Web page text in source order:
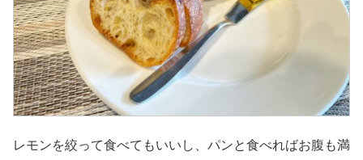
レモンを絞って食べてもいいし、パンと食べればお腹も満